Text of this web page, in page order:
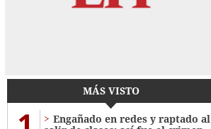
MÁS VISTO
Engañado en redes y raptado al